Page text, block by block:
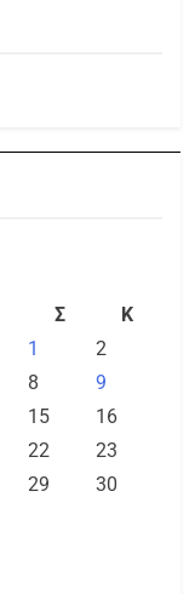
Σ
Κ
1
2
8
9
15
16
22
23
29
30